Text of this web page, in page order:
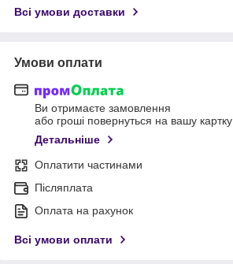
Всі умови доставки
Умови оплати
Ви отримаєте замовлення
або гроші повернуться на вашу картку
Детальніше
Оплатити частинами
Післяплата
Оплата на рахунок
Всі умови оплати